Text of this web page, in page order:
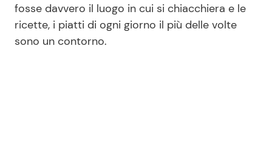
fosse davvero il luogo in cui si chiacchiera e le
ricette, i piatti di ogni giorno il più delle volte
sono un contorno.